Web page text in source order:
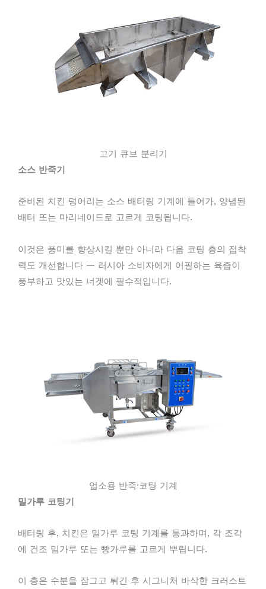
고기 큐브 분리기
소스 반죽기
준비된 치킨 덩어리는 소스 배터링 기계에 들어가, 양념된
배터 또는 마리네이드로 고르게 코팅됩니다.
이것은 풍미를 향상시킬 뿐만 아니라 다음 코팅 층의 접착
력도 개선합니다 — 러시아 소비자에게 어필하는 육즙이
풍부하고 맛있는 너겟에 필수적입니다.
업소용 반죽·코팅 기계
밀가루 코팅기
배터링 후, 치킨은 밀가루 코팅 기계를 통과하며, 각 조각
에 건조 밀가루 또는 빵가루를 고르게 뿌립니다.
이 층은 수분을 잠그고 튀긴 후 시그니처 바삭한 크러스트